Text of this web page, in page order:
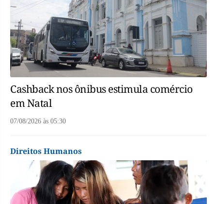
Cashback nos ônibus estimula comércio
em Natal
07/08/2026 às 05:30
Direitos Humanos